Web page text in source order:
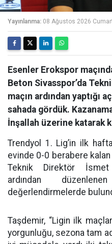
Yayınlanma: 08 Ağustos 2026
Esenler Erokspor
Beton Sivasspor’da
maçın ardından yaptığı
sahada gördük.
İnşallah üzerine katarak
Trendyol 1. Lig’in ilk
evinde 0-0 berabere
Teknik Direktör İsmet
ardından
değerlendirmelerde
Taşdemir, “Ligin ilk
yorgunluğu, sezona tam